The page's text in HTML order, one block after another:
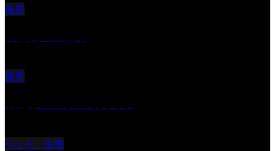
風景
風景
ペット・生物